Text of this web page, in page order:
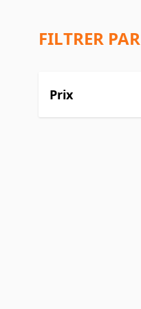
FILTRER PAR
Prix